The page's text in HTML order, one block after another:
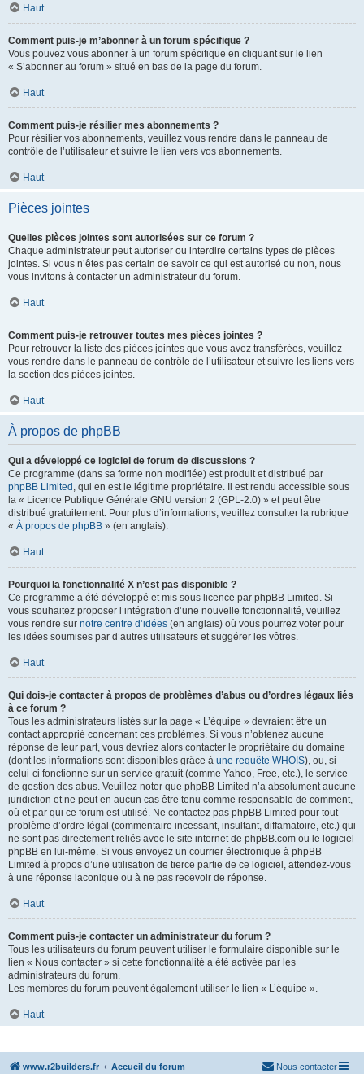
Haut
Comment puis-je m’abonner à un forum spécifique ?
Vous pouvez vous abonner à un forum spécifique en cliquant sur le lien
« S’abonner au forum » situé en bas de la page du forum.
Haut
Comment puis-je résilier mes abonnements ?
Pour résilier vos abonnements, veuillez vous rendre dans le panneau de
contrôle de l’utilisateur et suivre le lien vers vos abonnements.
Haut
Pièces jointes
Quelles pièces jointes sont autorisées sur ce forum ?
Chaque administrateur peut autoriser ou interdire certains types de pièces
jointes. Si vous n’êtes pas certain de savoir ce qui est autorisé ou non, nous
vous invitons à contacter un administrateur du forum.
Haut
Comment puis-je retrouver toutes mes pièces jointes ?
Pour retrouver la liste des pièces jointes que vous avez transférées, veuillez
vous rendre dans le panneau de contrôle de l’utilisateur et suivre les liens vers
la section des pièces jointes.
Haut
À propos de phpBB
Qui a développé ce logiciel de forum de discussions ?
Ce programme (dans sa forme non modifiée) est produit et distribué par
phpBB Limited , qui en est le légitime propriétaire. Il est rendu accessible sous
la « Licence Publique Générale GNU version 2 (GPL-2.0) » et peut être
distribué gratuitement. Pour plus d’informations, veuillez consulter la rubrique
« À propos de phpBB » (en anglais).
Haut
Pourquoi la fonctionnalité X n’est pas disponible ?
Ce programme a été développé et mis sous licence par phpBB Limited. Si
vous souhaitez proposer l’intégration d’une nouvelle fonctionnalité, veuillez
vous rendre sur notre centre d’idées (en anglais) où vous pourrez voter pour
les idées soumises par d’autres utilisateurs et suggérer les vôtres.
Haut
Qui dois-je contacter à propos de problèmes d’abus ou d’ordres légaux liés
à ce forum ?
Tous les administrateurs listés sur la page « L’équipe » devraient être un
contact approprié concernant ces problèmes. Si vous n’obtenez aucune
réponse de leur part, vous devriez alors contacter le propriétaire du domaine
(dont les informations sont disponibles grâce à une requête WHOIS), ou, si
celui-ci fonctionne sur un service gratuit (comme Yahoo, Free, etc.), le service
de gestion des abus. Veuillez noter que phpBB Limited n’a absolument aucune
juridiction et ne peut en aucun cas être tenu comme responsable de comment,
où et par qui ce forum est utilisé. Ne contactez pas phpBB Limited pour tout
problème d’ordre légal (commentaire incessant, insultant, diffamatoire, etc.) qui
ne sont pas directement reliés avec le site internet de phpBB.com ou le logiciel
phpBB en lui-même. Si vous envoyez un courrier électronique à phpBB
Limited à propos d’une utilisation de tierce partie de ce logiciel, attendez-vous
à une réponse laconique ou à ne pas recevoir de réponse.
Haut
Comment puis-je contacter un administrateur du forum ?
Tous les utilisateurs du forum peuvent utiliser le formulaire disponible sur le
lien « Nous contacter » si cette fonctionnalité a été activée par les
administrateurs du forum.
Les membres du forum peuvent également utiliser le lien « L’équipe ».
Haut
www.r2builders.fr Accueil du forum Nous contacter